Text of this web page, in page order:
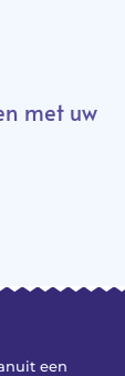
met uw
een